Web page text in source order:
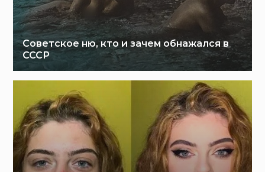
Советское ню, кто и зачем обнажался в
СССР